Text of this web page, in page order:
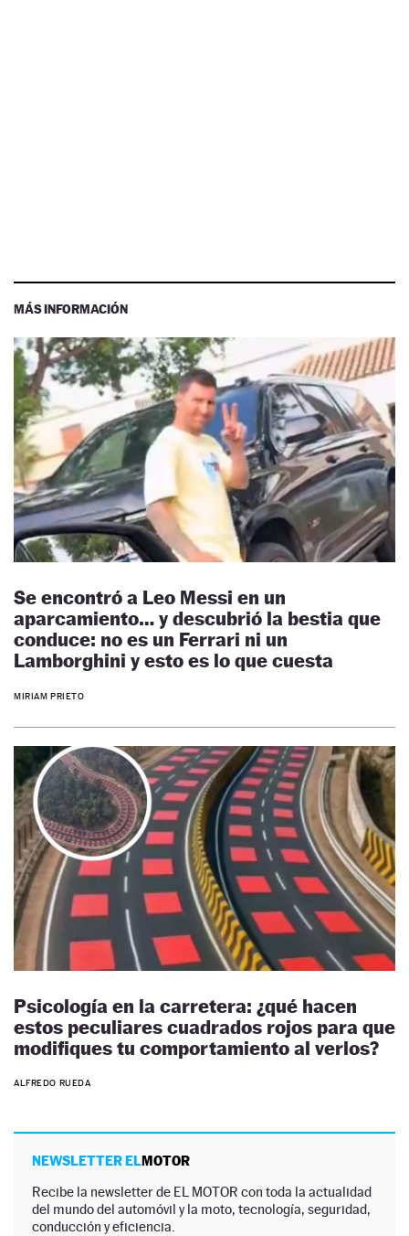
MÁS INFORMACIÓN
Se encontró a Leo Messi en un
aparcamiento… y descubrió la bestia que
conduce: no es un Ferrari ni un
Lamborghini y esto es lo que cuesta
MIRIAM PRIETO
Psicología en la carretera: ¿qué hacen
estos peculiares cuadrados rojos para que
modifiques tu comportamiento al verlos?
ALFREDO RUEDA
NEWSLETTER ELMOTOR
Recibe la newsletter de EL MOTOR con toda la actualidad
del mundo del automóvil y la moto, tecnología, seguridad,
conducción y eficiencia.